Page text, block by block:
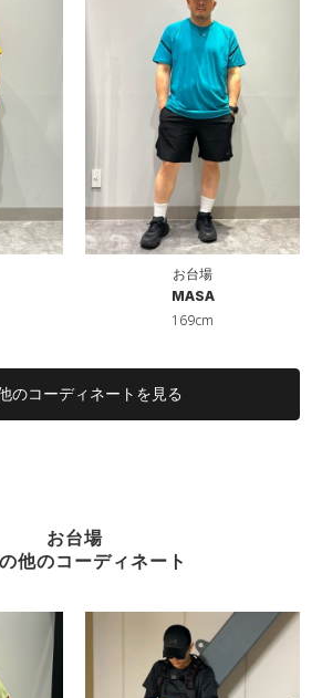
お台場
MASA
169cm
のコーディネートを見る
お台場
他のコーディネート